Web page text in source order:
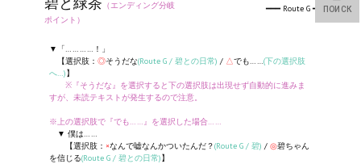
（エンディング分岐
ポイント）
━━━ Route G ━
▼「…………！」
【選択肢： ◎そうだな(Route G / 碧との日常) / △でも…… (下の選択肢
へ…)】
※『そうだな』を選択すると下の選択肢は出現せず自動的に進みま
すが、未読テキストが発生するので注意。
※上の選択肢で『でも……』を選択した場合……
▼ 僕は……
【選択肢： ×なんで嘘なんかついたんだ？(Route G / 碧) / ◎碧ちゃん
を信じる(Route G / 碧との日常)】
ПОИСК